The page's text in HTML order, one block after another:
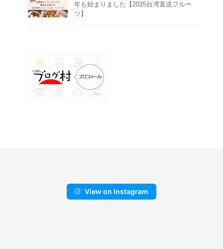
年も始まりました【2025台湾直送フルー
ツ】
View on Instagram